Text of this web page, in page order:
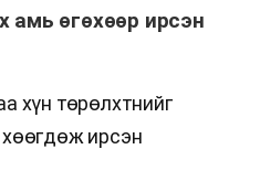
амь өгөхөөр ирсэн
хүн төрөлхтнийг
хөөгдөж ирсэн